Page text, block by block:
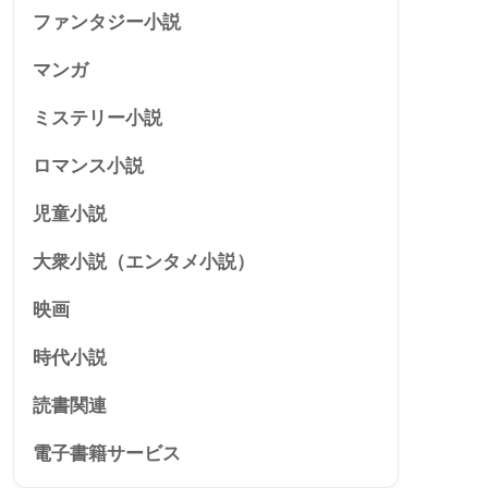
ファンタジー小説
マンガ
ミステリー小説
ロマンス小説
児童小説
大衆小説（エンタメ小説）
映画
時代小説
読書関連
電子書籍サービス